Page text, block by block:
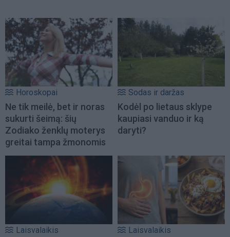
Horoskopai
Ne tik meilė, bet ir noras
sukurti šeimą: šių
Zodiako ženklų moterys
greitai tampa žmonomis
Sodas ir daržas
Kodėl po lietaus sklype
kaupiasi vanduo ir ką
daryti?
Laisvalaikis Laisvalaikis